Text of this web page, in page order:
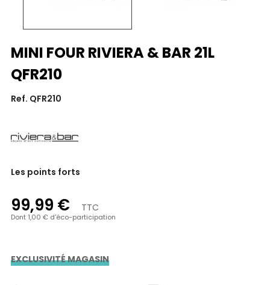
MINI FOUR RIVIERA & BAR 21L
QFR210
Ref. QFR210
Les points forts
99,99 € TTC
Dont 1,00 € d'éco-participation
EXCLUSIVITÉ MAGASIN